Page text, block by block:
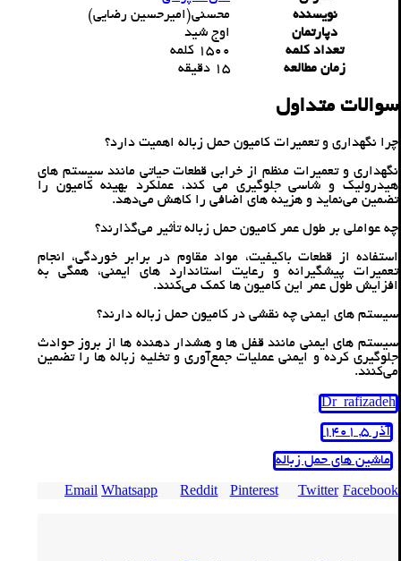
نویسنده
محسنی(امیرحسین رضایی)
دپارتمان
اوج شید
تعداد کلمه
1500 کلمه
زمان مطالعه
15 دقیقه
سوالات متداول
چرا نگهداری و تعمیرات کامیون حمل زباله اهمیت دارد؟
نگهداری و تعمیرات منظم از خرابی قطعات حیاتی مانند سیستم‌ های
هیدرولیک و شاسی جلوگیری می‌ کند، عملکرد بهینه کامیون را
تضمین می‌نماید و هزینه ‌های اضافی را کاهش می‌دهد.
چه عواملی بر طول عمر کامیون حمل زباله تأثیر می‌گذارند؟
استفاده از قطعات باکیفیت، مواد مقاوم در برابر خوردگی، انجام
تعمیرات پیشگیرانه و رعایت استاندارد های ایمنی، همگی به
افزایش طول عمر این کامیون‌ ها کمک می‌کنند.
سیستم‌ های ایمنی چه نقشی در کامیون حمل زباله دارند؟
سیستم‌ های ایمنی مانند قفل‌ ها و هشدار دهنده ‌ها از بروز حوادث
جلوگیری کرده و ایمنی عملیات جمع‌آوری و تخلیه زباله‌ ها را تضمین
می‌کنند.
Dr_rafizadeh
آذر 5, 1401
ماشین های حمل زباله
Facebook
Twitter
Pinterest
Reddit
Whatsapp
Email